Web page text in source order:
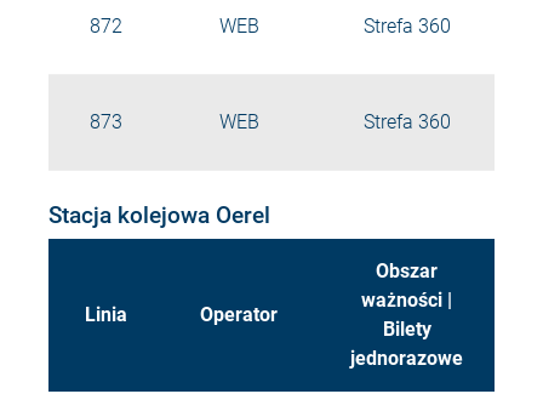
872 WEB Strefa 360
873 WEB Strefa 360
Stacja kolejowa Oerel
Linia Operator
Obszar
ważności |
Bilety
jednorazowe